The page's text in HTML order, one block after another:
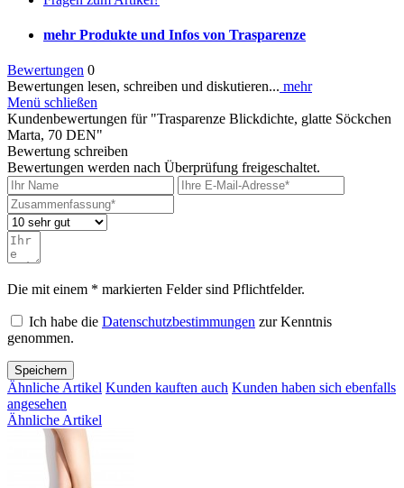
mehr Produkte und Infos von Trasparenze
Bewertungen 0
Bewertungen lesen, schreiben und diskutieren... mehr
Menü schließen
Kundenbewertungen für "Trasparenze Blickdichte, glatte Söckchen
Marta, 70 DEN"
Bewertung schreiben
Bewertungen werden nach Überprüfung freigeschaltet.
Die mit einem * markierten Felder sind Pflichtfelder.
Ich habe die Datenschutzbestimmungen zur Kenntnis
genommen.
Speichern
Ähnliche Artikel Kunden kauften auch Kunden haben sich ebenfalls
angesehen
Ähnliche Artikel